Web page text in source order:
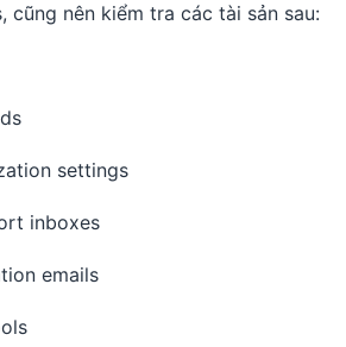
cũng nên kiểm tra các tài sản sau:
settings
inboxes
emails